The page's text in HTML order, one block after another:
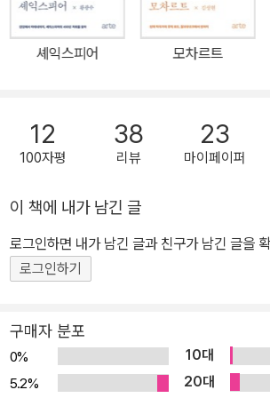
허무가 배어 있으며, 음양오행, 불교, 유교, 토
놀라울 정도로 곳곳에 녹아 있다. 또한 감각적
치는 거의 경지에 이르렀다 할 수 있다. 『설국』
의 열 번째 책 『가와바타 야스나리: 설국에서
자 허연은 시인이자 문화전문기자로 활동해왔다
매료되어 가와바타 야스나리라는 세계로 통하
스나리와 연관된 장소로 향했다. 가와바타 야스
하고 쓴 곳 에치고유자와는 특히 가장 중요한
바타 야스나리가 태어나고 자란 오사카에서 청
장을 탐구했다. 『설국』이 탄생한 그곳, 환상계와 같은 눈의 고장 가와
바타 야스나리의 에치고유자와로 『설국』의 주인공인 도쿄 청년 시마
무라는 열차를 타고 ‘설국’으로 향한다. 터널
셰익스피어 모차르트
12
100자평
38
리뷰
23
마이페이퍼
이 책에 내가 남긴 글
로그인하면 내가 남긴 글과 친구가 남긴 글을
로그인하기
구매자 분포
0% 10대
5.2%
20대